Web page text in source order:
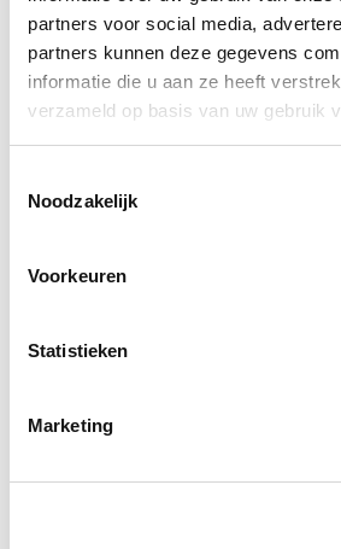
partners voor social media,
partners kunnen deze gegevens
informatie die u aan ze heeft
verzameld op basis van uw gebruik
Noodzakelijk
Voorkeuren
Statistieken
Marketing
Hulp nodig bij uw
naar een volgende
Start de keuzehulp